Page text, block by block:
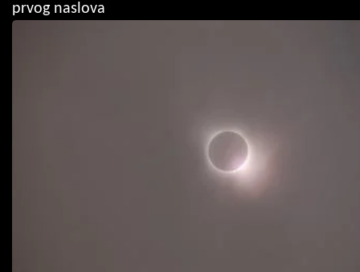
prvog naslova